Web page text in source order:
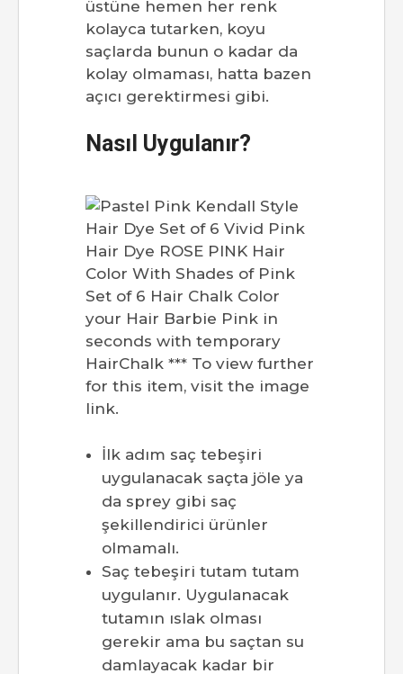
üstüne hemen her renk
kolayca tutarken, koyu
saçlarda bunun o kadar da
kolay olmaması, hatta bazen
açıcı gerektirmesi gibi.
Nasıl Uygulanır?
İlk adım saç tebeşiri
uygulanacak saçta jöle ya
da sprey gibi saç
şekillendirici ürünler
olmamalı.
Saç tebeşiri tutam tutam
uygulanır. Uygulanacak
tutamın ıslak olması
gerekir ama bu saçtan su
damlayacak kadar bir